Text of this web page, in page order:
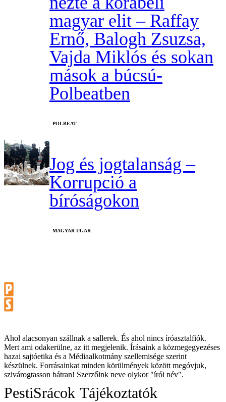
magyar elit – Raffay
Ernő, Balogh Zsuzsa,
Vajda Miklós és sokan
mások a búcsú-
Polbeatben
‎POLBEAT
Jog és jogtalanság –
Korrupció a
bíróságokon
MAGYAR UGAR
Ahol alacsonyan szállnak a sallerek. És ahol nincs íróasztalfiók.
Mert ami odakerülne, az itt megjelenik. Írásaink a közmegegyezéses
hazai sajtóetika és a Médiaalkotmány szellemisége szerint
készülnek. Forrásainkat minden körülmények között megóvjuk,
szivárogtasson bátran! Szerzőink neve olykor "írói név".
PestiSrácok Tájékoztatók